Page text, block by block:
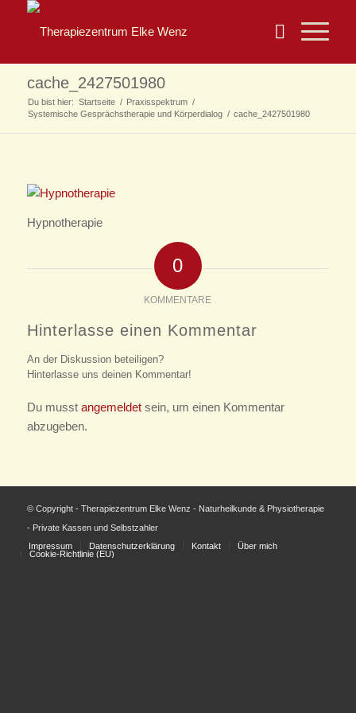
cache_2427501980
Du bist hier: Startseite / Praxisspektrum /
Systemische Gesprächstherapie und Körperdialog / cache_2427501980
Hypnotherapie
0
KOMMENTARE
Hinterlasse einen Kommentar
An der Diskussion beteiligen?
Hinterlasse uns deinen Kommentar!
Du musst angemeldetsein, um einen Kommentar
abzugeben.
© Copyright - Therapiezentrum Elke Wenz - Naturheilkunde & Physiotherapie
- Private Kassen und Selbstzahler
Impressum
Datenschutzerklärung Kontakt
Über mich
Cookie-Richtlinie (EU)